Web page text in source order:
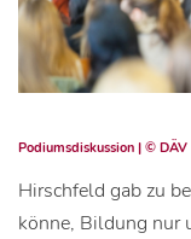
Podiumsdiskussion | © DÄV
Hirschfeld gab zu
könne, Bildung nur